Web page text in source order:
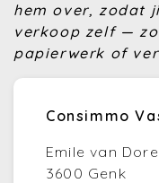
hem over, zodat
verkoop zelf —
papierwerk of
Consimmo
Emile van
3600 Genk